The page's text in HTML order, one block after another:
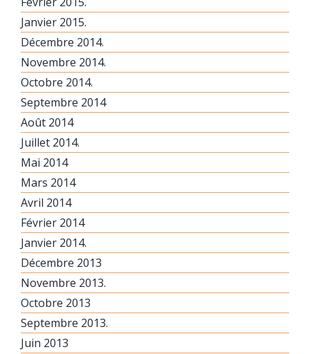
Janvier 2015.
Décembre 2014.
Novembre 2014.
Octobre 2014.
Septembre 2014
Août 2014
Juillet 2014.
Mai 2014
Mars 2014
Avril 2014
Février 2014
Janvier 2014.
Décembre 2013
Novembre 2013.
Octobre 2013
Septembre 2013.
Juin 2013